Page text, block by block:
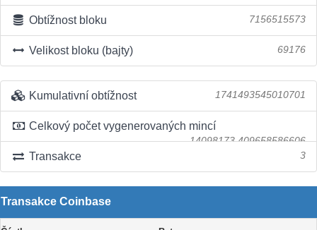
Obtížnost bloku 7156515573
Velikost bloku (bajty) 69176
Kumulativní obtížnost 1741493545010701
Celkový počet vygenerovaných mincí
14098173.409658586606
Transakce 3
Transakce Coinbase